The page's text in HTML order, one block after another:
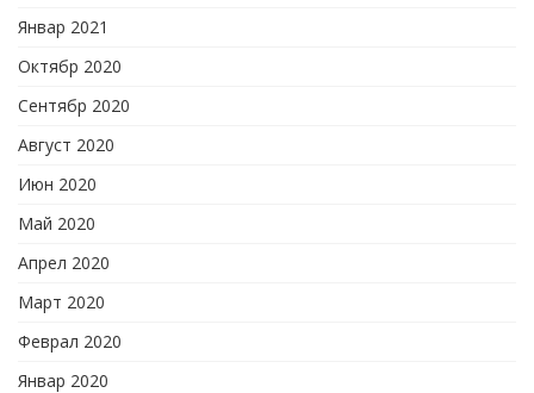
Январ 2021
Октябр 2020
Сентябр 2020
Август 2020
Июн 2020
Май 2020
Апрел 2020
Март 2020
Феврал 2020
Январ 2020